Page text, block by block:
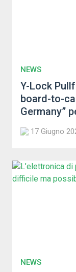
NEWS
Y-Lock
board-to-
Germany”
17 Giugno
NEWS